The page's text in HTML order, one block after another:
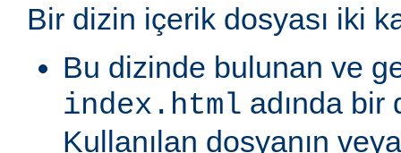
Bir dizin içerik dosyası iki
Bu dizinde bulunan ve
index.html adında bir
Kullanılan dosyanın